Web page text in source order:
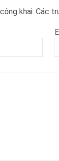
khai. Các